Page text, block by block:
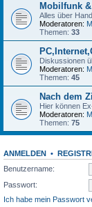
Mobilfunk
Alles über
Moderatoren:
Themen: 33
Diskussionen
Moderatoren:
Themen: 45
Nach dem
Hier können
Moderatoren:
Themen: 75
ANMELDEN •
Benutzername:
Passwort:
Ich habe mein Passwort